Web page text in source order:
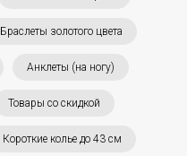
Браслеты золотого цвета
Анклеты (на ногу)
Товары со скидкой
Короткие колье до 43 см